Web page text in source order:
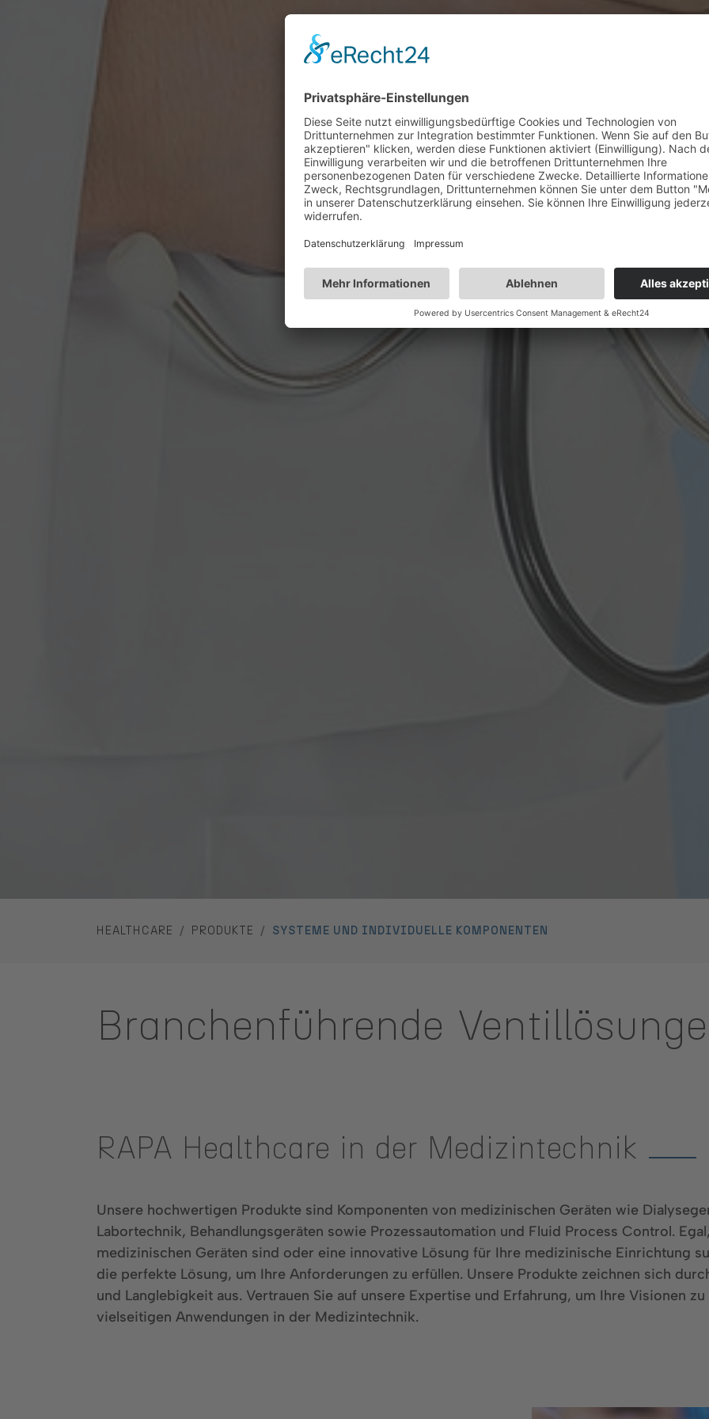
HEALTHCARE PRODUKTE SYSTEME UND INDIVIDUELLE KOMPONENTEN
Branchenführende
RAPA Healthcare in der Medizintechnik
Unsere hochwertigen Produkte sind Komponenten von medizinischen Geräten wie
Labortechnik, Behandlungsgeräten sowie Prozessautomation und Fluid Process Control.
medizinischen Geräten sind oder eine innovative Lösung für Ihre medizinische Einrichtung
die perfekte Lösung, um Ihre Anforderungen zu erfüllen. Unsere Produkte zeichnen sich
und Langlebigkeit aus. Vertrauen Sie auf unsere Expertise und Erfahrung, um Ihre Visionen
vielseitigen Anwendungen in der Medizintechnik.